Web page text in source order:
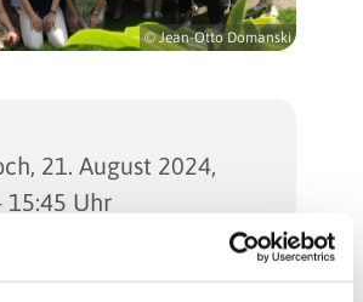
© Jean-Otto Domanski
21. August 2024,
15:45 Uhr